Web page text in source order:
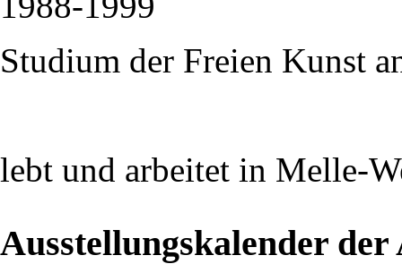
Studium der Freien Kunst
lebt und arbeitet in Melle-
Ausstellungskalender der